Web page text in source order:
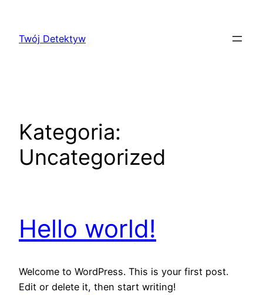
treściTwój Detektyw
Kategoria:
Uncategorized
Hello world!
Welcome to WordPress. This is your first post.
Edit or delete it, then start writing!